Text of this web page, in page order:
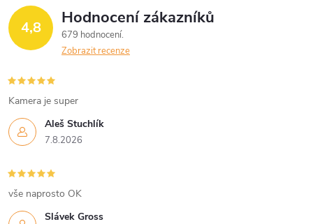
4,8 Hodnocení zákazníků
679 hodnocení
Zobrazit recenze
Aleš Stuchlík
7.8.2026
Kamera je super
Slávek Gross
vše naprosto OK